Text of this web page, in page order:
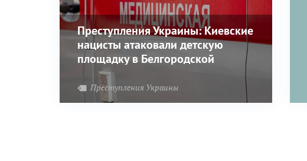
Преступления Украины: Киевские
нацисты атаковали детскую
площадку в Белгородской
области – погибла девочка
Преступления Украины